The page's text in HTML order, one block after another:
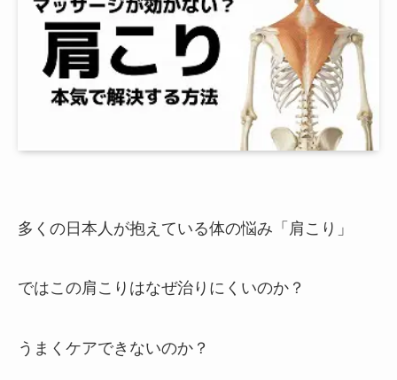
多くの日本人が抱えている体の悩み「肩こり」
ではこの肩こりはなぜ治りにくいのか？
うまくケアできないのか？